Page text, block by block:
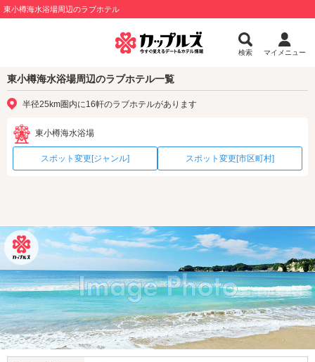
東小樽海水浴場周辺のラブホテル
検索 マイメニュー
東小樽海水浴場周辺のラブホテル一覧
半径25km圏内に16軒のラブホテルがあります
東小樽海水浴場
スポット変更[ジャンル] スポット変更[市区町村]